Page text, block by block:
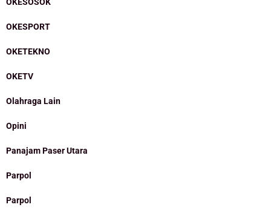
OKESPORT
OKETEKNO
OKETV
Olahraga Lain
Opini
Panajam Paser Utara
Parpol
Parpol